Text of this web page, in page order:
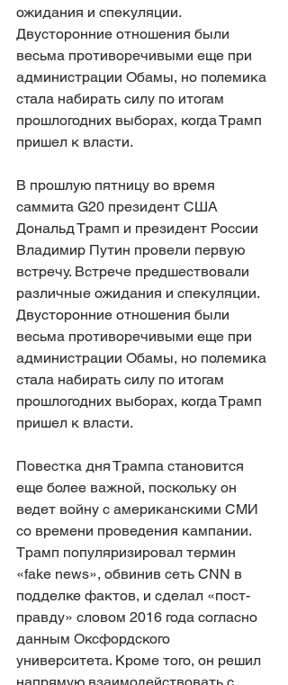
ожидания и спекуляции.
Двусторонние отношения были
весьма противоречивыми еще при
администрации Обамы, но полемика
стала набирать силу по итогам
прошлогодних выборах, когда Трамп
пришел к власти.
В прошлую пятницу во время
саммита G20 президент США
Дональд Трамп и президент России
Владимир Путин провели первую
встречу. Встрече предшествовали
различные ожидания и спекуляции.
Двусторонние отношения были
весьма противоречивыми еще при
администрации Обамы, но полемика
стала набирать силу по итогам
прошлогодних выборах, когда Трамп
пришел к власти.
Повестка дня Трампа становится
еще более важной, поскольку он
ведет войну с американскими СМИ
со времени проведения кампании.
Трамп популяризировал термин
«fake news», обвинив сеть CNN в
подделке фактов, и сделал «пост-
правду» словом 2016 года согласно
данным Оксфордского
университета. Кроме того, он решил
напрямую взаимодействовать с